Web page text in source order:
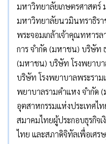
มหาวิทยาลัยเกษตรศาสตร์
มหาวิทยาลัยนวมินทราธิรา
พระจอมเกล้าเจ้าคุณทหาร
การ จำกัด (มหาชน) บริษัท
(มหาชน) บริษัท โรงพยาบ
บริษัท โรงพยาบาลพระราม
พยาบาลรามคำแหง จำกัด
อุตสาหกรรมแห่งประเทศไ
สมาคมไทยผู้ประกอบธุรกิจ
ไทย และสภาดิจิทัลเพื่อเศร